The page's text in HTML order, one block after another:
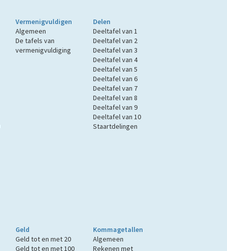
Vermenigvuldigen
Algemeen
De tafels van
vermenigvuldiging
Delen
Deeltafel van 1
Deeltafel van 2
Deeltafel van 3
Deeltafel van 4
Deeltafel van 5
Deeltafel van 6
Deeltafel van 7
Deeltafel van 8
Deeltafel van 9
Deeltafel van 10
Staartdelingen
Geld
Geld tot en met 20
Geld tot en met 100
Kommagetallen
Algemeen
Rekenen met